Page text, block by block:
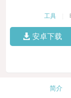
工具
安卓下载
简介